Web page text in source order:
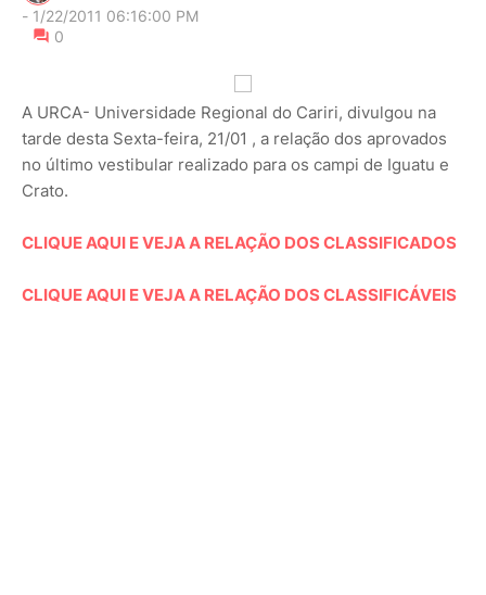
- 1/22/2011 06:16:00 PM
0
A URCA- Universidade Regional do Cariri, divulgou na
tarde desta Sexta-feira, 21/01 , a relação dos aprovados
no último vestibular realizado para os campi de Iguatu e
Crato.
CLIQUE AQUI E VEJA A RELAÇÃO DOS CLASSIFICADOS
CLIQUE AQUI E VEJA A RELAÇÃO DOS CLASSIFICÁVEIS